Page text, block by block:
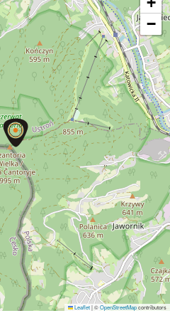
−
Leaflet|©OpenStreetMapcontributors